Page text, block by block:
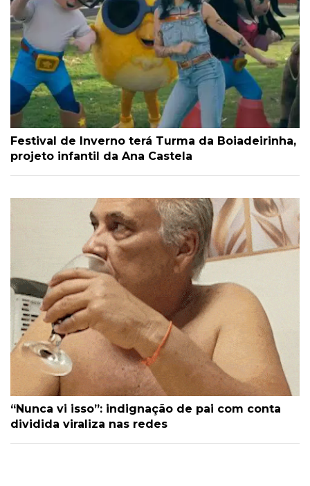
Festival de Inverno terá Turma da Boiadeirinha,
projeto infantil da Ana Castela
“Nunca vi isso”: indignação de pai com conta
dividida viraliza nas redes